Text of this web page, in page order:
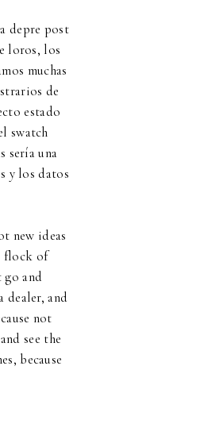
depre post
loros, los
muchas
de
estado
swatch
sería una
y los datos
new ideas
flock of
go and
dealer, and
not
see the
because